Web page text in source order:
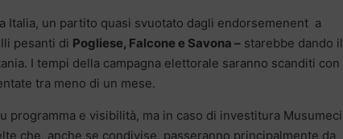
Italia, un partito quasi svuotato dagli endorsemenent a
pesanti di Pogliese, Falcone e Savona – starebbe dando il
I tempi della campagna elettorale saranno scanditi con
tra meno di un mese.
programma e visibilità, ma in caso di investitura Musumeci
che, anche se condivise, passeranno principalmente da